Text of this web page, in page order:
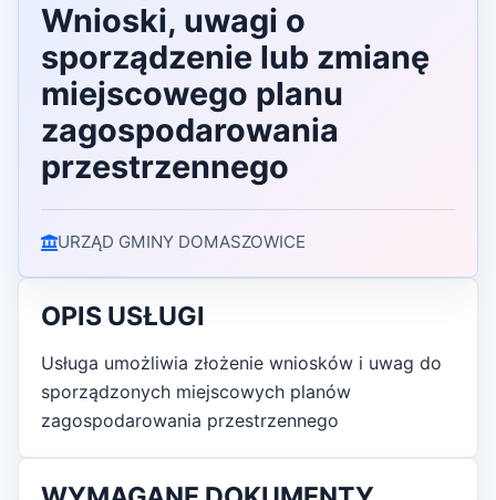
Wnioski, uwagi o
sporządzenie lub zmianę
miejscowego planu
zagospodarowania
przestrzennego
URZĄD GMINY DOMASZOWICE
OPIS USŁUGI
Usługa umożliwia złożenie wniosków i uwag do
sporządzonych miejscowych planów
zagospodarowania przestrzennego